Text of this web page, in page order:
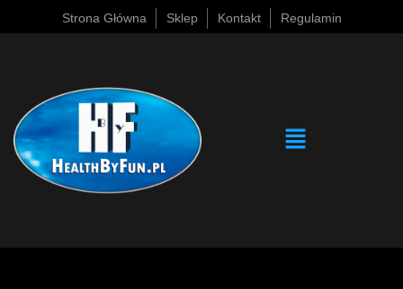
Strona Główna Sklep Kontakt Regulamin